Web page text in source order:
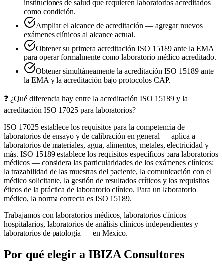
instituciones de salud que requieren laboratorios acreditados
como condición.
Ampliar el alcance de acreditación — agregar nuevos
exámenes clínicos al alcance actual.
Obtener su primera acreditación ISO 15189 ante la EMA
para operar formalmente como laboratorio médico acreditado.
Obtener simultáneamente la acreditación ISO 15189 ante
la EMA y la acreditación bajo protocolos CAP.
❓ ¿Qué diferencia hay entre la acreditación ISO 15189 y la
acreditación ISO 17025 para laboratorios?
ISO 17025 establece los requisitos para la competencia de
laboratorios de ensayo y de calibración en general — aplica a
laboratorios de materiales, agua, alimentos, metales, electricidad y
más. ISO 15189 establece los requisitos específicos para laboratorios
médicos — considera las particularidades de los exámenes clínicos:
la trazabilidad de las muestras del paciente, la comunicación con el
médico solicitante, la gestión de resultados críticos y los requisitos
éticos de la práctica de laboratorio clínico. Para un laboratorio
médico, la norma correcta es ISO 15189.
Trabajamos con laboratorios médicos, laboratorios clínicos
hospitalarios, laboratorios de análisis clínicos independientes y
laboratorios de patología — en México.
Por qué elegir a IBIZA Consultores